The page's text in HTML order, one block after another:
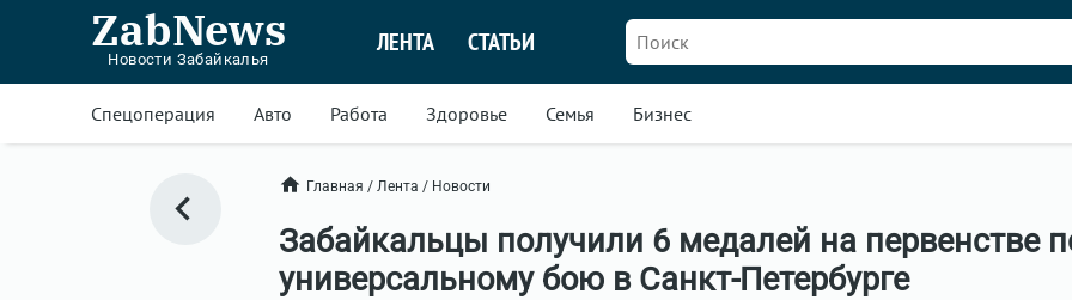
ZabNews
Новости Забайкалья
ЛЕНТА СТАТЬИ
Спецоперация Авто Работа Здоровье Семья Бизнес
Главная / Лента / Новости
Забайкальцы получили 6 медалей на первенстве
универсальному бою в Санкт-Петербурге